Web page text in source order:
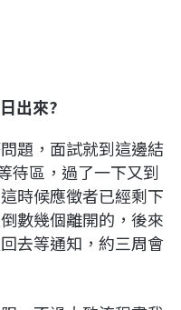
出來?
題，面試就到這邊結
待區，過了一下又到
時候應徵者已經剩下
數幾個離開的，後來
去等通知，約三周會